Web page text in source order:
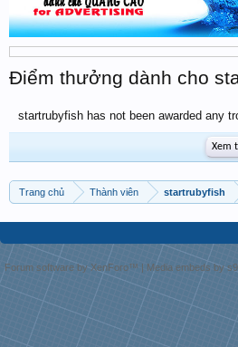
Điểm thưởng dành cho
startrubyfish has not been awarded any
Xem
Trang chủ Thành viên startrubyfish
Forum software by XenForo™ | Media embeds by